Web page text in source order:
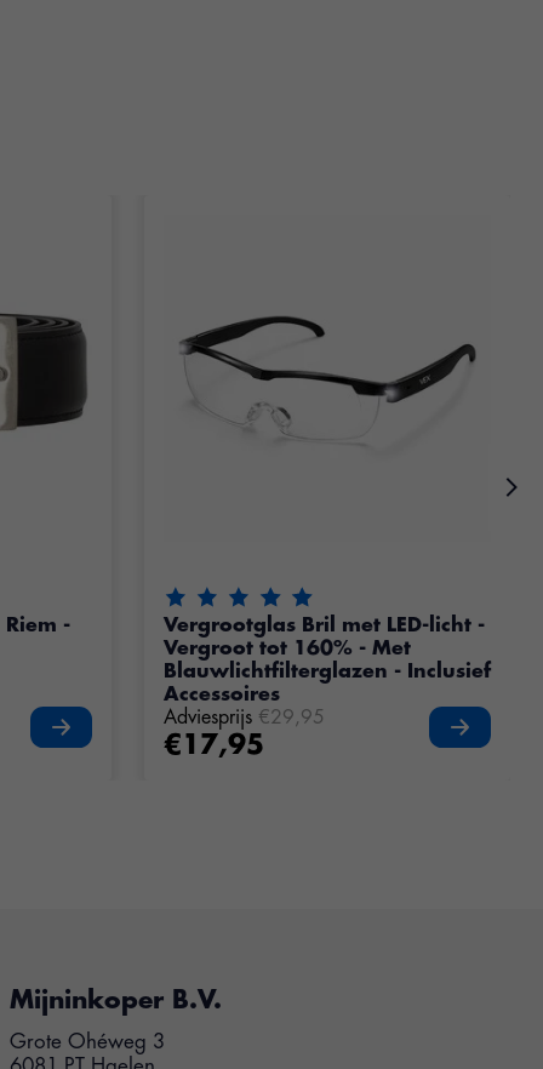
is van de 5
Riem -
De beoordeling van dit product is
Vergrootglas Bril met LED-licht -
Vergroot tot 160% - Met
Blauwlichtfilterglazen - Inclusief
Accessoires
Adviesprijs €29,95
€17,95
Mijninkoper B.V.
Grote Ohéweg 3